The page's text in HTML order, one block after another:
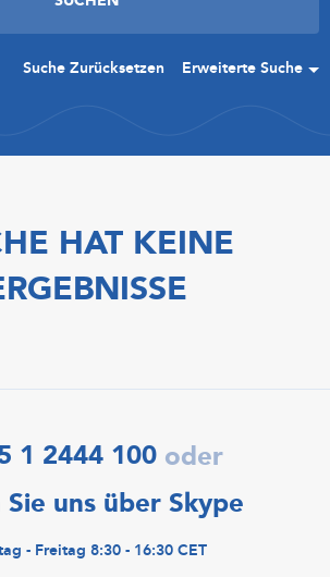
Suche Zurücksetzen Erweiterte Suche
HAT KEINE
1 2444 100 oder
Sie uns über Skype
- Freitag 8:30 - 16:30 CET